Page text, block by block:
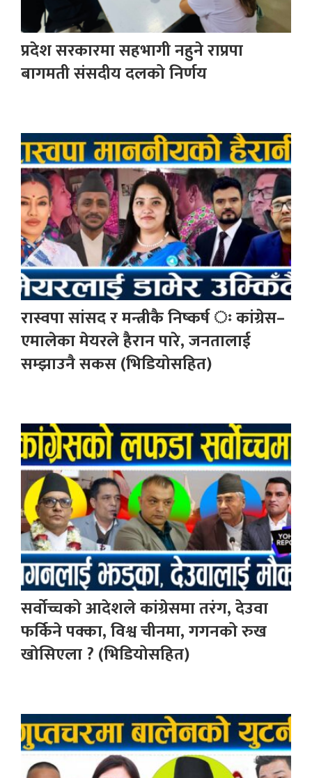
प्रदेश सरकारमा सहभागी नहुने राप्रपा
बागमती संसदीय दलको निर्णय
रास्वपा सांसद र मन्त्रीकै निष्कर्ष ः कांग्रेस–
एमालेका मेयरले हैरान पारे, जनतालाई
सम्झाउनै सकस (भिडियोसहित)
सर्वोच्चको आदेशले कांग्रेसमा तरंग, देउवा
फर्किने पक्का, विश्व चीनमा, गगनको रुख
खोसिएला ? (भिडियोसहित)